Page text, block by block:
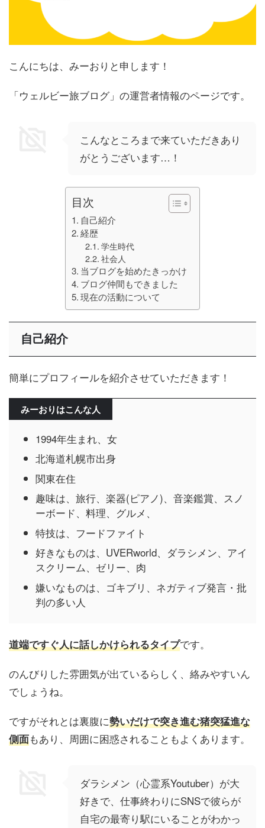
こんにちは、みーおりと申します！
「ウェルビー旅ブログ」の運営者情報のページです。
こんなところまで来ていただきあり
がとうございます…！
目次
自己紹介
経歴
学生時代
社会人
当ブログを始めたきっかけ
ブログ仲間もできました
現在の活動について
自己紹介
簡単にプロフィールを紹介させていただきます！
みーおりはこんな人
1994年生まれ、女
北海道札幌市出身
関東在住
趣味は、旅行、楽器(ピアノ)、音楽鑑賞、スノ
ーボード、料理、グルメ、
特技は、フードファイト
好きなものは、UVERworld、ダラシメン、アイ
スクリーム、ゼリー、肉
嫌いなものは、ゴキブリ、ネガティブ発言・批
判の多い人
道端ですぐ人に話しかけられるタイプです。
のんびりした雰囲気が出ているらしく、絡みやすいん
でしょうね。
ですがそれとは裏腹に勢いだけで突き進む猪突猛進な
側面もあり、周囲に困惑されることもよくあります。
ダラシメン（心霊系Youtuber）が大
好きで、仕事終わりにSNSで彼らが
自宅の最寄り駅にいることがわかっ